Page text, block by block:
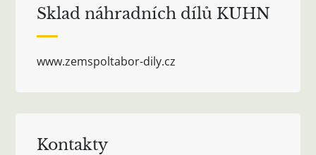
Sklad náhradních dílů KUHN
www.zemspoltabor-dily.cz
Kontakty